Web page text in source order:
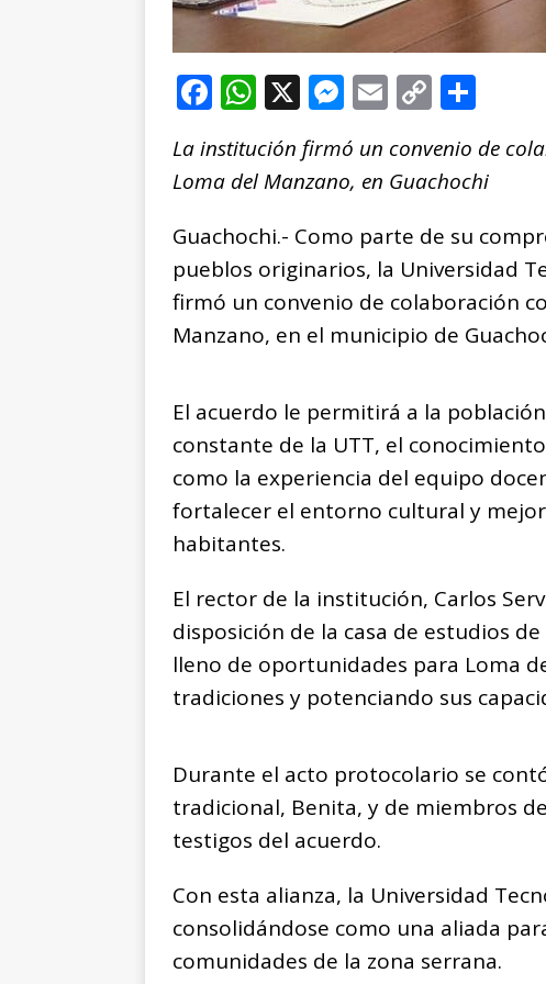
F
c
e
b
o
o
k
W
at
s
A
p
p
X M
ss
e
n
g
e
r
E
ai
l
C
p
y
Li
n
k
m
p
ar
ti
r
La institución firmó un convenio de
Loma del Manzano, en Guachochi
Guachochi.- Como parte de su
pueblos originarios, la Universidad
firmó un convenio de colaboración
Manzano, en el municipio de
El acuerdo le permitirá a la
constante de la UTT, el
como la experiencia del equipo
fortalecer el entorno cultural y
habitantes.
El rector de la institución, Carlos
disposición de la casa de estudios
lleno de oportunidades para Loma
tradiciones y potenciando sus
Durante el acto protocolario se
tradicional, Benita, y de miembros
testigos del acuerdo.
Con esta alianza, la Universidad
consolidándose como una aliada
comunidades de la zona serrana.